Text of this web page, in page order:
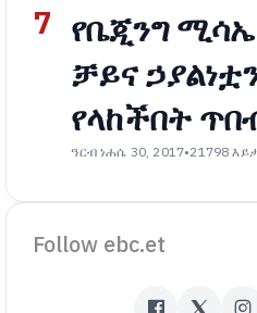
7 የቤጂንግ
ቻይና
የላከችበት
ዓርብ ነሐሴ 30, 2017•21798
Follow ebc.et